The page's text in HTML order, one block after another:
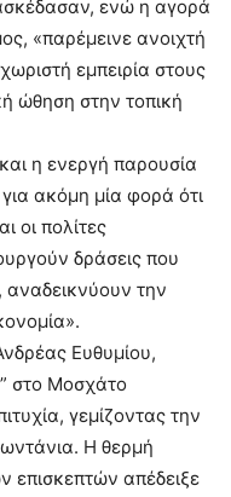
ενώ η αγορά
«παρέμεινε ανοιχτή
εμπειρία στους
ώθηση στην τοπική
η ενεργή παρουσία
ακόμη μία φορά ότι
οι πολίτες
δράσεις που
αναδεικνύουν την
Ευθυμίου,
στο Μοσχάτο
γεμίζοντας την
Η θερμή
επισκεπτών απέδειξε